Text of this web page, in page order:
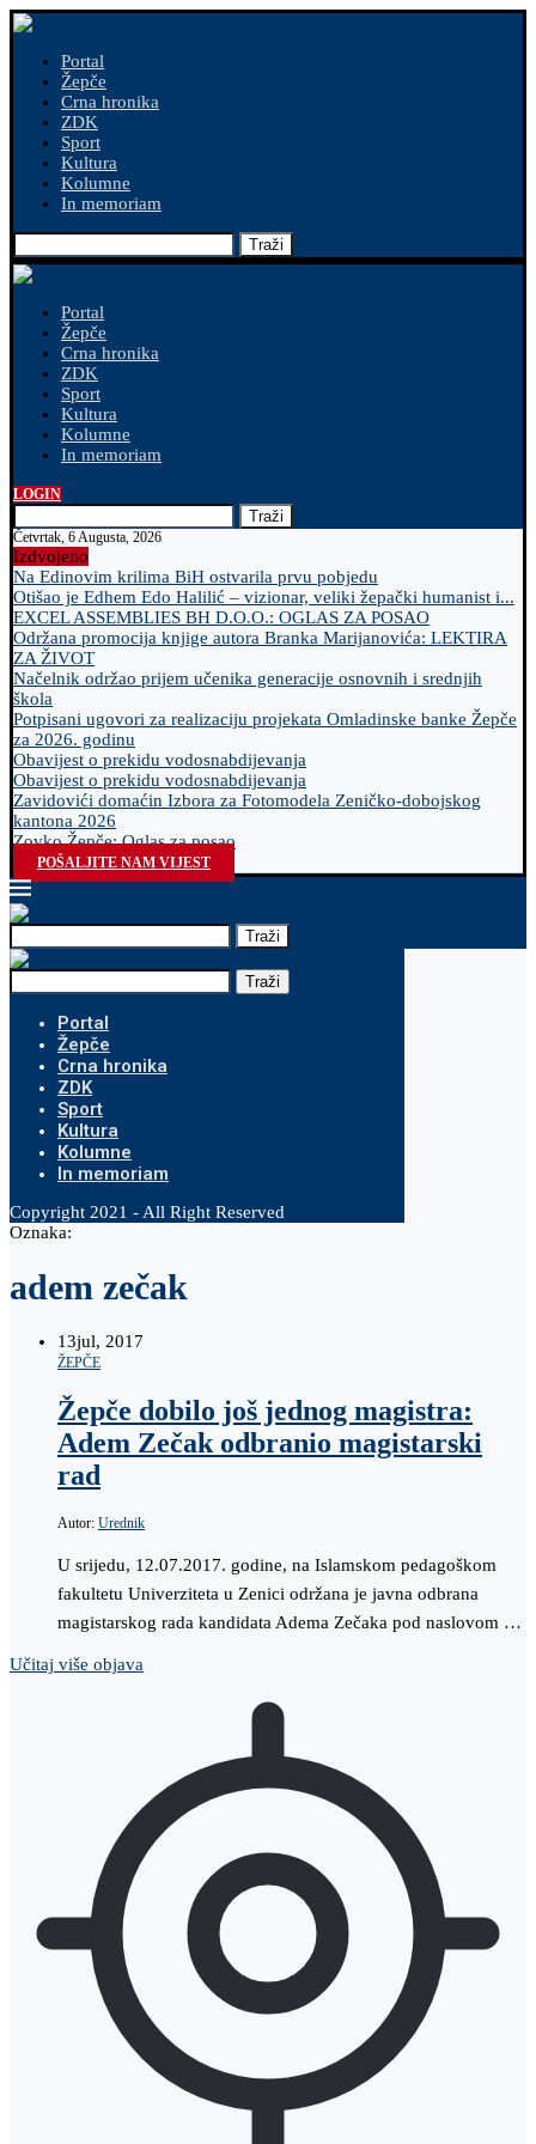
Portal
Žepče
Crna hronika
ZDK
Sport
Kultura
Kolumne
In memoriam
Traži
Portal
Žepče
Crna hronika
ZDK
Sport
Kultura
Kolumne
In memoriam
LOGIN
Traži
Četvrtak, 6 Augusta, 2026
Izdvojeno
Na Edinovim krilima BiH ostvarila prvu pobjedu
Otišao je Edhem Edo Halilić – vizionar, veliki žepački humanist i...
EXCEL ASSEMBLIES BH D.O.O.: OGLAS ZA POSAO
Održana promocija knjige autora Branka Marijanovića: LEKTIRA
ZA ŽIVOT
Načelnik održao prijem učenika generacije osnovnih i srednjih
škola
Potpisani ugovori za realizaciju projekata Omladinske banke Žepče
za 2026. godinu
Obavijest o prekidu vodosnabdijevanja
Obavijest o prekidu vodosnabdijevanja
Zavidovići domaćin Izbora za Fotomodela Zeničko-dobojskog
kantona 2026
Zovko Žepče: Oglas za posao
POŠALJITE NAM VIJEST
Traži
Traži
Portal
Žepče
Crna hronika
ZDK
Sport
Kultura
Kolumne
In memoriam
Copyright 2021 - All Right Reserved
Oznaka:
adem zečak
13jul, 2017
ŽEPČE
Žepče dobilo još jednog magistra:
Adem Zečak odbranio magistarski
rad
Autor: Urednik
U srijedu, 12.07.2017. godine, na Islamskom pedagoškom
fakultetu Univerziteta u Zenici održana je javna odbrana
magistarskog rada kandidata Adema Zečaka pod naslovom …
Učitaj više objava